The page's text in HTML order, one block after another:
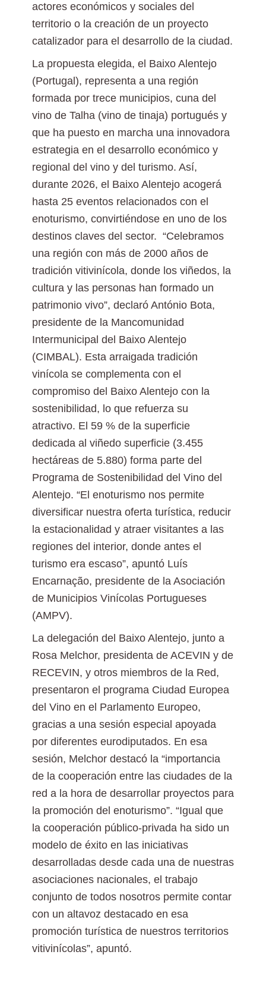
actores económicos y sociales del
territorio o la creación de un proyecto
catalizador para el desarrollo de la ciudad.
La propuesta elegida, el Baixo Alentejo
(Portugal), representa a una región
formada por trece municipios, cuna del
vino de Talha (vino de tinaja) portugués y
que ha puesto en marcha una innovadora
estrategia en el desarrollo económico y
regional del vino y del turismo. Así,
durante 2026, el Baixo Alentejo acogerá
hasta 25 eventos relacionados con el
enoturismo, convirtiéndose en uno de los
destinos claves del sector. “Celebramos
una región con más de 2000 años de
tradición vitivinícola, donde los viñedos, la
cultura y las personas han formado un
patrimonio vivo”, declaró António Bota,
presidente de la Mancomunidad
Intermunicipal del Baixo Alentejo
(CIMBAL). Esta arraigada tradición
vinícola se complementa con el
compromiso del Baixo Alentejo con la
sostenibilidad, lo que refuerza su
atractivo. El 59 % de la superficie
dedicada al viñedo superficie (3.455
hectáreas de 5.880) forma parte del
Programa de Sostenibilidad del Vino del
Alentejo. “El enoturismo nos permite
diversificar nuestra oferta turística, reducir
la estacionalidad y atraer visitantes a las
regiones del interior, donde antes el
turismo era escaso”, apuntó Luís
Encarnação, presidente de la Asociación
de Municipios Vinícolas Portugueses
(AMPV).
La delegación del Baixo Alentejo, junto a
Rosa Melchor, presidenta de ACEVIN y de
RECEVIN, y otros miembros de la Red,
presentaron el programa Ciudad Europea
del Vino en el Parlamento Europeo,
gracias a una sesión especial apoyada
por diferentes eurodiputados. En esa
sesión, Melchor destacó la “importancia
de la cooperación entre las ciudades de la
red a la hora de desarrollar proyectos para
la promoción del enoturismo”. “Igual que
la cooperación público-privada ha sido un
modelo de éxito en las iniciativas
desarrolladas desde cada una de nuestras
asociaciones nacionales, el trabajo
conjunto de todos nosotros permite contar
con un altavoz destacado en esa
promoción turística de nuestros territorios
vitivinícolas”, apuntó.